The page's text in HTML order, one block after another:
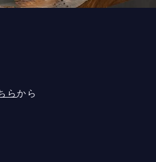
らから